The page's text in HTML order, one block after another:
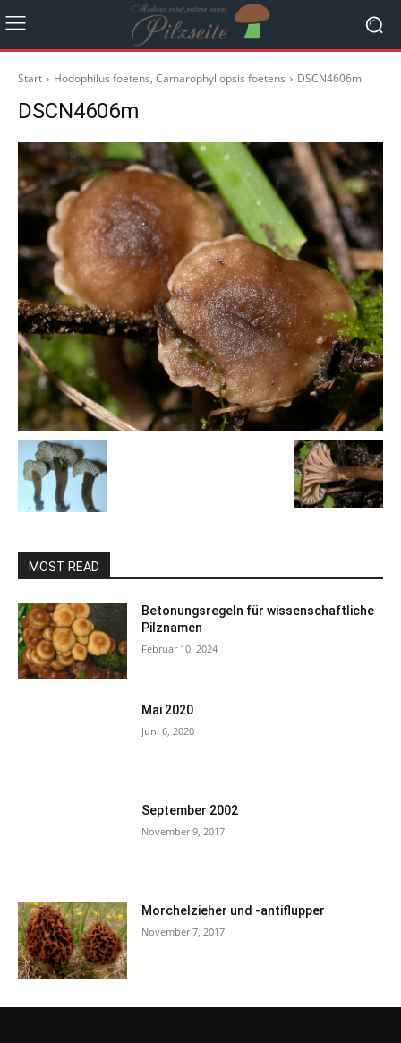
Start Hodophilus foetens, Camarophyllopsis foetens DSCN4606m
DSCN4606m
MOST READ
Betonungsregeln für wissenschaftliche
Pilznamen
Februar 10, 2024
Mai 2020
Juni 6, 2020
September 2002
November 9, 2017
Morchelzieher und -antiflupper
November 7, 2017